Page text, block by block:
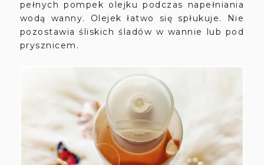
pełnych pompek olejku podczas napełniania
wodą wanny. Olejek łatwo się spłukuje. Nie
pozostawia śliskich śladów w wannie lub pod
prysznicem.